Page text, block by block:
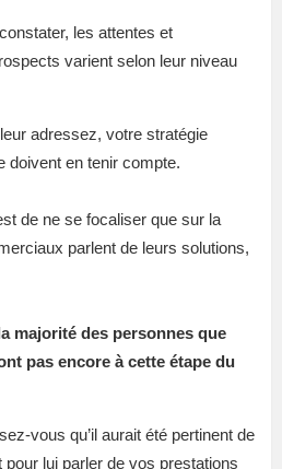
les attentes et
varient selon leur niveau
adressez, votre stratégie
doivent en tenir compte.
de ne se focaliser que sur la
parlent de leurs solutions,
majorité des personnes que
pas encore à cette étape du
vous qu’il aurait été pertinent de
lui parler de vos prestations